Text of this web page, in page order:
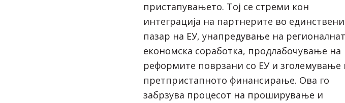
пристапувањето. Тој се стреми кон
интеграција на партнерите во
пазар на ЕУ, унапредување на
економска соработка, продлабочување на
реформите поврзани со ЕУ и зголемување
претпристапното финансирање. Ова го
забрзува процесот на проширување и